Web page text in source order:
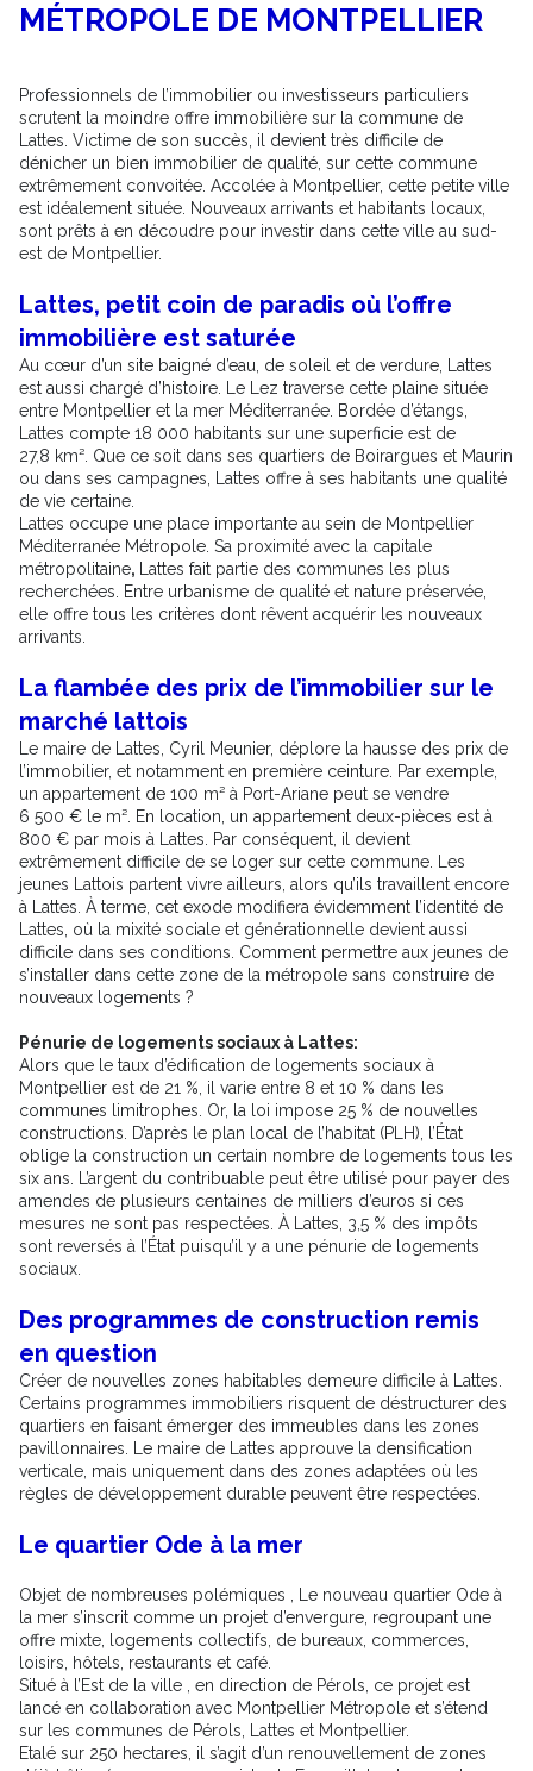
MÉTROPOLE DE MONTPELLIER
Professionnels de l’immobilier ou investisseurs particuliers
scrutent la moindre offre immobilière sur la commune de
Lattes. Victime de son succès, il devient très difficile de
dénicher un bien immobilier de qualité, sur cette commune
extrêmement convoitée. Accolée à Montpellier, cette petite ville
est idéalement située. Nouveaux arrivants et habitants locaux,
sont prêts à en découdre pour investir dans cette ville au sud-
est de Montpellier.
Lattes, petit coin de paradis où l’offre
immobilière est saturée
Au cœur d’un site baigné d’eau, de soleil et de verdure, Lattes
est aussi chargé d’histoire. Le Lez traverse cette plaine située
entre Montpellier et la mer Méditerranée. Bordée d’étangs,
Lattes compte 18 000 habitants sur une superficie est de
27,8 km². Que ce soit dans ses quartiers de Boirargues et Maurin
ou dans ses campagnes, Lattes offre à ses habitants une qualité
de vie certaine.
Lattes occupe une place importante au sein de Montpellier
Méditerranée Métropole. Sa proximité avec la capitale
métropolitaine,
Lattes fait partie des communes les plus
recherchées. Entre urbanisme de qualité et nature préservée,
elle offre tous les critères dont rêvent acquérir les nouveaux
arrivants.
La flambée des prix de l’immobilier sur le
marché lattois
Le maire de Lattes, Cyril Meunier, déplore la hausse des prix de
l’immobilier, et notamment en première ceinture. Par exemple,
un appartement de 100 m² à Port-Ariane peut se vendre
6 500 € le m². En location, un appartement deux-pièces est à
800 € par mois à Lattes. Par conséquent, il devient
extrêmement difficile de se loger sur cette commune. Les
jeunes Lattois partent vivre ailleurs, alors qu’ils travaillent encore
à Lattes. À terme, cet exode modifiera évidemment l’identité de
Lattes, où la mixité sociale et générationnelle devient aussi
difficile dans ses conditions. Comment permettre aux jeunes de
s’installer dans cette zone de la métropole sans construire de
nouveaux logements ?
Pénurie de logements sociaux à Lattes:
Alors que le taux d’édification de logements sociaux à
Montpellier est de 21 %, il varie entre 8 et 10 % dans les
communes limitrophes. Or, la loi impose 25 % de nouvelles
constructions. D’après le plan local de l’habitat (PLH), l’État
oblige la construction un certain nombre de logements tous les
six ans. L’argent du contribuable peut être utilisé pour payer des
amendes de plusieurs centaines de milliers d’euros si ces
mesures ne sont pas respectées. À Lattes, 3,5 % des impôts
sont reversés à l’État puisqu’il y a une pénurie de logements
sociaux.
Des programmes de construction remis
en question
Créer de nouvelles zones habitables demeure difficile à Lattes.
Certains programmes immobiliers risquent de déstructurer des
quartiers en faisant émerger des immeubles dans les zones
pavillonnaires. Le maire de Lattes approuve la densification
verticale, mais uniquement dans des zones adaptées où les
règles de développement durable peuvent être respectées.
Le quartier Ode à la mer
Objet de nombreuses polémiques , Le nouveau quartier Ode à
la mer s’inscrit comme un projet d’envergure, regroupant une
offre mixte, logements collectifs, de bureaux, commerces,
loisirs, hôtels, restaurants et café.
Situé à l’Est de la ville , en direction de Pérols, ce projet est
lancé en collaboration avec Montpellier Métropole et s’étend
sur les communes de Pérols, Lattes et Montpellier.
Etalé sur 250 hectares, il s’agit d’un renouvellement de zones